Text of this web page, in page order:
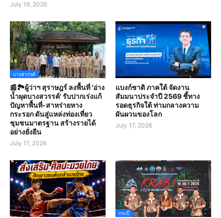
July 19, 2026
บางสวรรค์
📰🏞️ผู้ว่าฯ สุราษฎร์ ลงพื้นที่ 'อ่าง
น้ำผุดบางสวรรค์' รับปากเร่งแก้
ปัญหาพื้นที่-สาหร่ายหาง
กระรอก ดันสู่แหล่งท่องเที่ยว
ชุมชนมาตรฐาน สร้างรายได้
อย่างยั่งยืน
July 17, 2026
แบงก์ชาติ ภาคใต้ จัดงาน
สัมมนาประจำปี 2569 ชี้ทาง
รอดธุรกิจใต้ ท่ามกลางความ
ผันผวนของโลก
July 17, 2026
กระบี่